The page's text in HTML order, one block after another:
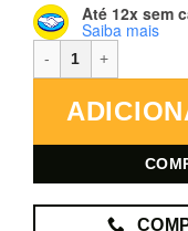
Até 12x sem
Saiba mais